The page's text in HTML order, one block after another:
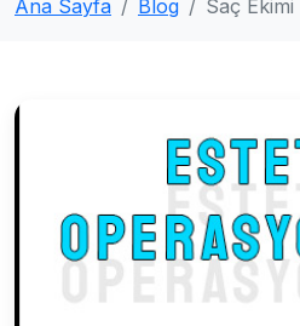
Ana Sayfa Blog Saç Ekimi